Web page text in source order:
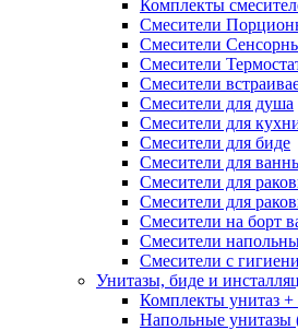
Комплекты
Смесители
Смесители
Смесители
Смесители
Смесители для душа
Смесители для
Смесители для биде
Смесители для
Смесители для
Смесители для
Смесители на борт
Смесители
Смесители с
Унитазы, биде и
Комплекты унитаз +
Напольные унитазы